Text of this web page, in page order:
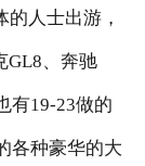
人士出游，
GL8、奔驰
有19-23做的
各种豪华的大